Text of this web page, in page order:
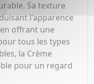
Sa texture
l'apparence
offrant une
tous les types
la Crème
pour un regard